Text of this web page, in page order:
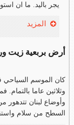
يجر باليد. ما ان
المزيد
أرض بربعية زيت
كان الموسم السياحي
وثلاثين عاما
وأوضاع لبنان تتدهور
السطح من سلام